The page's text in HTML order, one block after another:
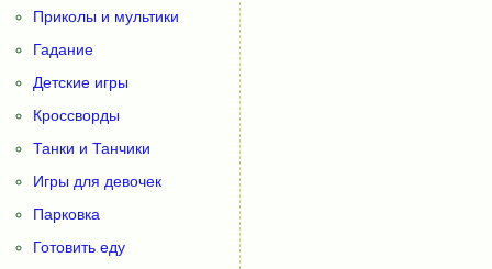
Приколы и мультики
Гадание
Детские игры
Кроссворды
Танки и Танчики
Игры для девочек
Парковка
Готовить еду